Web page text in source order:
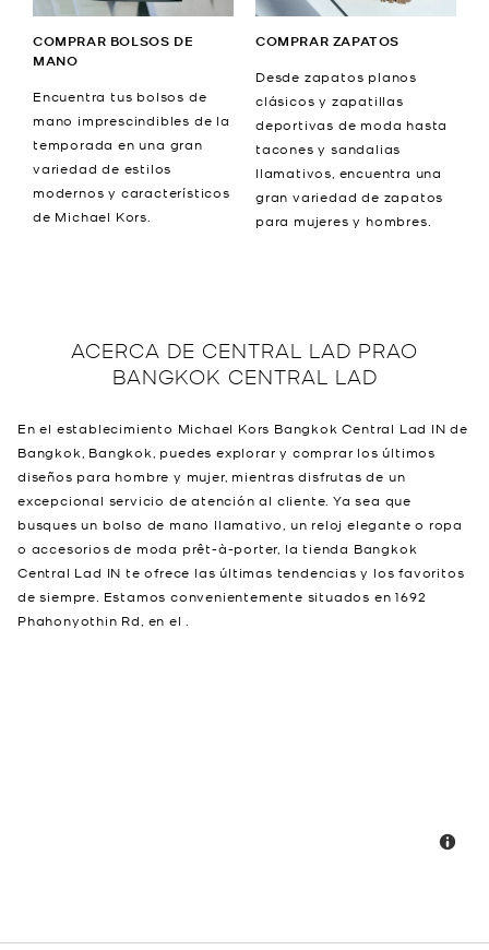
COMPRAR BOLSOS DE
MANO
Encuentra tus bolsos de
mano imprescindibles de la
temporada en una gran
variedad de estilos
modernos y característicos
de Michael Kors.
COMPRAR ZAPATOS
Desde zapatos planos
clásicos y zapatillas
deportivas de moda hasta
tacones y sandalias
llamativos, encuentra una
gran variedad de zapatos
para mujeres y hombres.
ACERCA DE CENTRAL LAD PRAO
BANGKOK CENTRAL LAD
En el establecimiento Michael Kors Bangkok Central Lad IN de
Bangkok, Bangkok, puedes explorar y comprar los últimos
diseños para hombre y mujer, mientras disfrutas de un
excepcional servicio de atención al cliente. Ya sea que
busques un bolso de mano llamativo, un reloj elegante o ropa
o accesorios de moda prêt-à-porter, la tienda Bangkok
Central Lad IN te ofrece las últimas tendencias y los favoritos
de siempre. Estamos convenientemente situados en 1692
Phahonyothin Rd, en el .